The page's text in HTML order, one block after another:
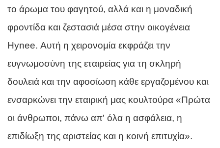
το άρωμα του φαγητού, αλλά και η μοναδική
φροντίδα και ζεστασιά μέσα στην οικογένεια
Hynee. Αυτή η χειρονομία εκφράζει την
ευγνωμοσύνη της εταιρείας για τη σκληρή
δουλειά και την αφοσίωση κάθε εργαζομένου και
ενσαρκώνει την εταιρική μας κουλτούρα «Πρώτα
οι άνθρωποι, πάνω απ' όλα η ασφάλεια, η
επιδίωξη της αριστείας και η κοινή επιτυχία».